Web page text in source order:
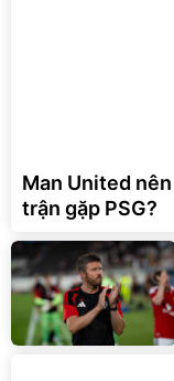
Man United
trận gặp PSG?